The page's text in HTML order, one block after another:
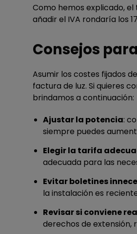
Como hemos explicado,
añadir el IVA rondaría los
Consejos
Asumir los costes fijados
factura de luz. Si quieres
brindamos a continuación:
Ajustar la potencia:
siempre puedes
Elegir la tarifa
adecuada para las
Evitar boletines
la instalación es
Revisar si conviene
derechos de